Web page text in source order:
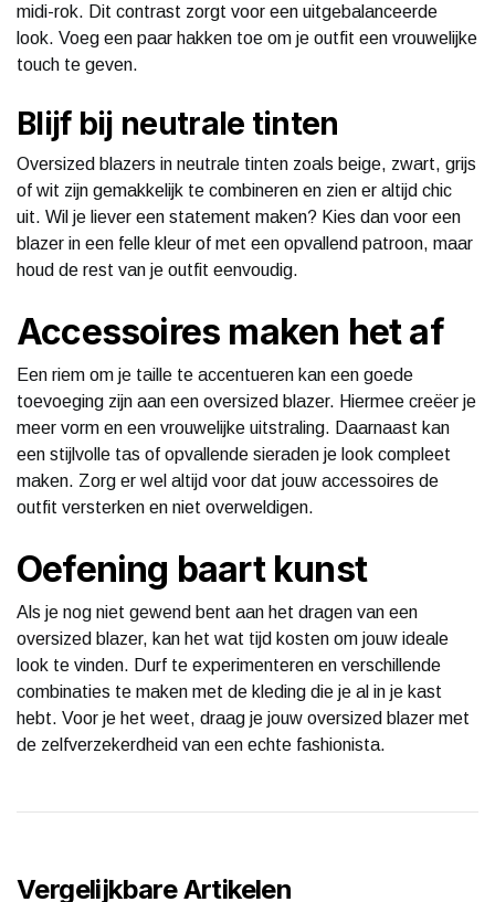
midi-rok. Dit contrast zorgt voor een uitgebalanceerde
look. Voeg een paar hakken toe om je outfit een vrouwelijke
touch te geven.
Blijf bij neutrale tinten
Oversized blazers in neutrale tinten zoals beige, zwart, grijs
of wit zijn gemakkelijk te combineren en zien er altijd chic
uit. Wil je liever een statement maken? Kies dan voor een
blazer in een felle kleur of met een opvallend patroon, maar
houd de rest van je outfit eenvoudig.
Accessoires maken het af
Een riem om je taille te accentueren kan een goede
toevoeging zijn aan een oversized blazer. Hiermee creëer je
meer vorm en een vrouwelijke uitstraling. Daarnaast kan
een stijlvolle tas of opvallende sieraden je look compleet
maken. Zorg er wel altijd voor dat jouw accessoires de
outfit versterken en niet overweldigen.
Oefening baart kunst
Als je nog niet gewend bent aan het dragen van een
oversized blazer, kan het wat tijd kosten om jouw ideale
look te vinden. Durf te experimenteren en verschillende
combinaties te maken met de kleding die je al in je kast
hebt. Voor je het weet, draag je jouw oversized blazer met
de zelfverzekerdheid van een echte fashionista.
Vergelijkbare Artikelen